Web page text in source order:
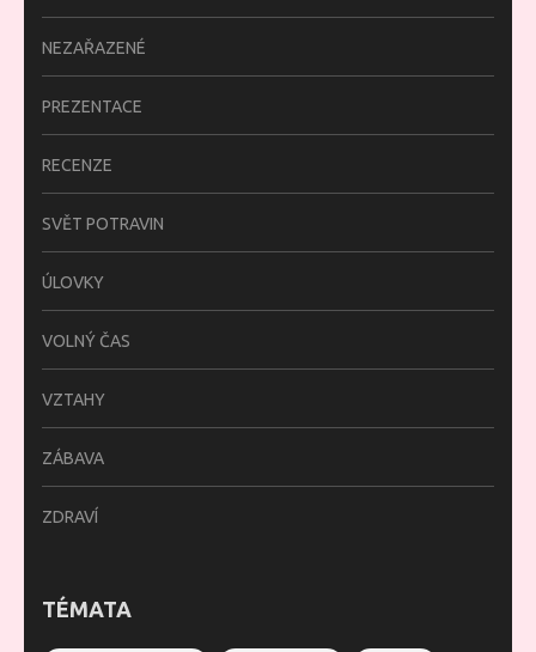
NEZAŘAZENÉ
PREZENTACE
RECENZE
SVĚT POTRAVIN
ÚLOVKY
VOLNÝ ČAS
VZTAHY
ZÁBAVA
ZDRAVÍ
TÉMATA